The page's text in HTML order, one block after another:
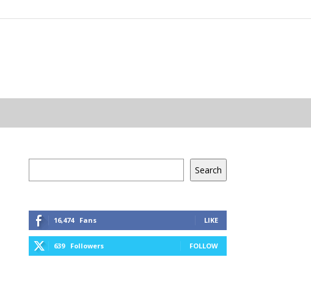
Search
16,474 Fans LIKE
639 Followers FOLLOW